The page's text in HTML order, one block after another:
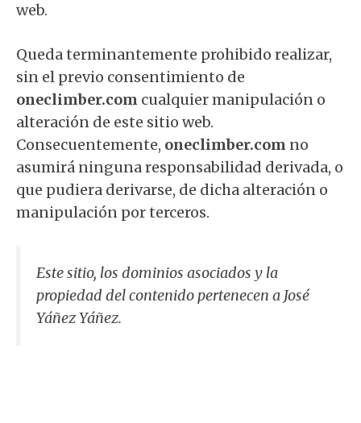
web.
Queda terminantemente prohibido realizar,
sin el previo consentimiento de
oneclimber.com cualquier manipulación o
alteración de este sitio web.
Consecuentemente, oneclimber.com no
asumirá ninguna responsabilidad derivada, o
que pudiera derivarse, de dicha alteración o
manipulación por terceros.
Este sitio, los dominios asociados y la
propiedad del contenido pertenecen a José
Yáñez Yáñez.